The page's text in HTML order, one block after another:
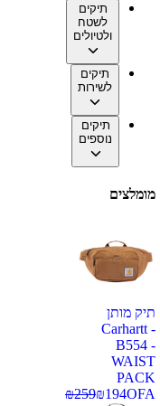
תיקים
לשטח
ולטיולים
תיקים
לשירות
תיקים
נוספים
מומלצים
תיק מותן
Carhartt -
B554 -
WAIST
PACK
OFA
₪194
₪259